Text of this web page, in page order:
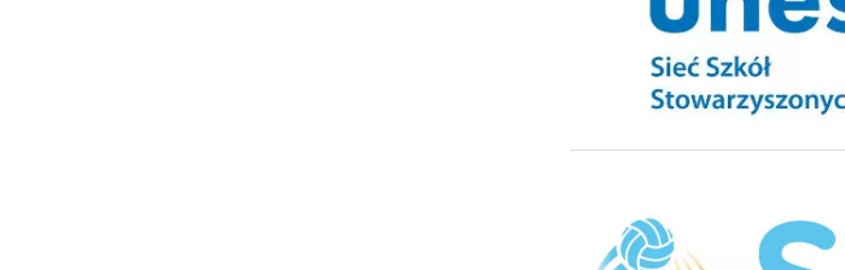
Szkolny Klub Sportowy